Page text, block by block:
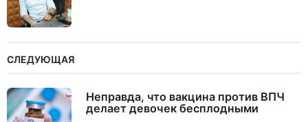
СЛЕДУЮЩАЯ
Неправда, что вакцина против ВПЧ
делает девочек бесплодными